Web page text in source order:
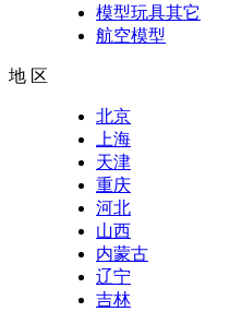
模型玩具其它
航空模型
地 区
北京
上海
天津
重庆
河北
山西
内蒙古
辽宁
吉林